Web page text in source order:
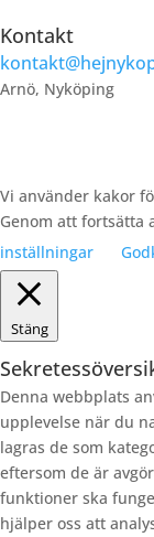
Kontakt
Arnö, Nyköping
Vi använder kakor
Genom att fortsätta
inställningar
Stäng
Denna webbplats
upplevelse när du
lagras de som
eftersom de är
funktioner ska
hjälper oss att